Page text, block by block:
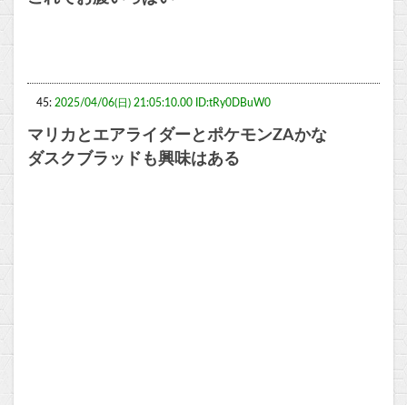
45: 2025/04/06(日) 21:05:10.00 ID:tRy0DBuW0
マリカとエアライダーとポケモンZAかな
ダスクブラッドも興味はある